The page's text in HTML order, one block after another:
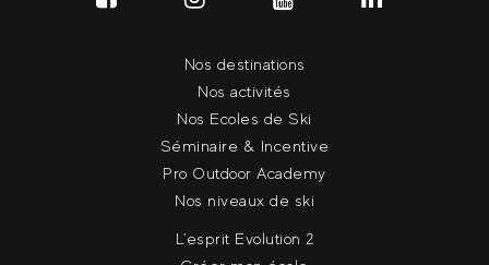
Nos destinations
Nos activités
Nos Ecoles de Ski
Séminaire & Incentive
Pro Outdoor Academy
Nos niveaux de ski
L'esprit Evolution 2